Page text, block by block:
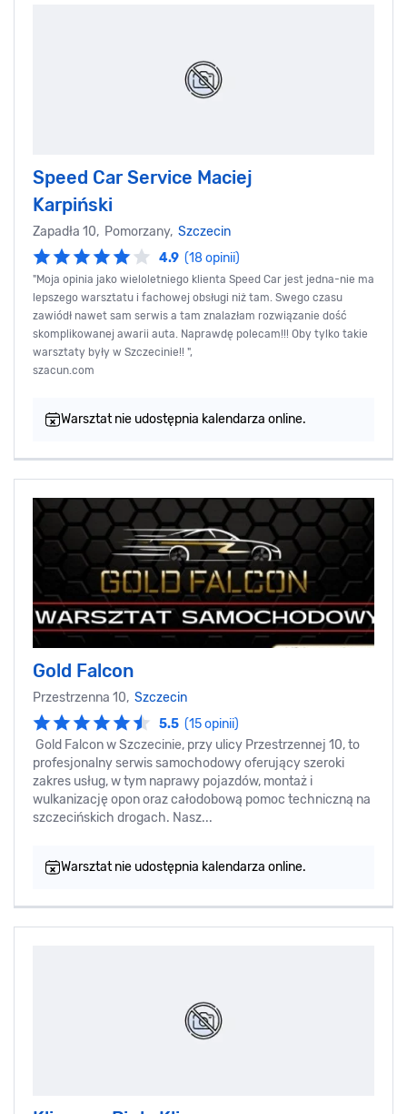
Speed Car Service Maciej
Karpiński
Zapadła 10, Pomorzany, Szczecin
4.9 (18 opinii)
"Moja opinia jako wieloletniego klienta Speed Car jest jedna-nie ma
lepszego warsztatu i fachowej obsługi niż tam. Swego czasu
zawiódł nawet sam serwis a tam znalazłam rozwiązanie dość
skomplikowanej awarii auta. Naprawdę polecam!!! Oby tylko takie
warsztaty były w Szczecinie!! ",
szacun.com
Warsztat nie udostępnia kalendarza online.
Gold Falcon
Przestrzenna 10, Szczecin
5.5 (15 opinii)
Gold Falcon w Szczecinie, przy ulicy Przestrzennej 10, to
profesjonalny serwis samochodowy oferujący szeroki
zakres usług, w tym naprawy pojazdów, montaż i
wulkanizację opon oraz całodobową pomoc techniczną na
szczecińskich drogach. Nasz...
Warsztat nie udostępnia kalendarza online.